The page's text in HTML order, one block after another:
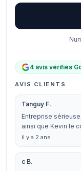
4 avis vérifiés
AVIS CLIENTS
Tanguy F.
Entreprise
ainsi que Kevin le
il y a 2 ans
c B.